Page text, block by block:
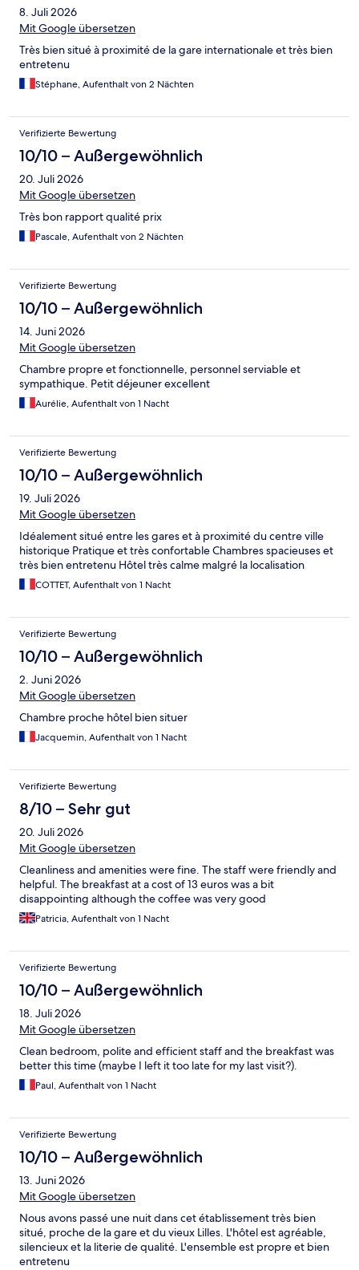
8. Juli 2026
Mit Google übersetzen
Très bien situé à proximité de la gare internationale et très bien
entretenu
Stéphane, Aufenthalt von 2 Nächten
Verifizierte Bewertung
10/10 – Außergewöhnlich
20. Juli 2026
Mit Google übersetzen
Très bon rapport qualité prix
Pascale, Aufenthalt von 2 Nächten
Verifizierte Bewertung
10/10 – Außergewöhnlich
14. Juni 2026
Mit Google übersetzen
Chambre propre et fonctionnelle, personnel serviable et
sympathique. Petit déjeuner excellent
Aurélie, Aufenthalt von 1 Nacht
Verifizierte Bewertung
10/10 – Außergewöhnlich
19. Juli 2026
Mit Google übersetzen
Idéalement situé entre les gares et à proximité du centre ville
historique Pratique et très confortable Chambres spacieuses et
très bien entretenu Hôtel très calme malgré la localisation
COTTET, Aufenthalt von 1 Nacht
Verifizierte Bewertung
10/10 – Außergewöhnlich
2. Juni 2026
Mit Google übersetzen
Chambre proche hôtel bien situer
Jacquemin, Aufenthalt von 1 Nacht
Verifizierte Bewertung
8/10 – Sehr gut
20. Juli 2026
Mit Google übersetzen
Cleanliness and amenities were fine. The staff were friendly and
helpful. The breakfast at a cost of 13 euros was a bit
disappointing although the coffee was very good
Patricia, Aufenthalt von 1 Nacht
Verifizierte Bewertung
10/10 – Außergewöhnlich
18. Juli 2026
Mit Google übersetzen
Clean bedroom, polite and efficient staff and the breakfast was
better this time (maybe I left it too late for my last visit?).
Paul, Aufenthalt von 1 Nacht
Verifizierte Bewertung
10/10 – Außergewöhnlich
13. Juni 2026
Mit Google übersetzen
Nous avons passé une nuit dans cet établissement très bien
situé, proche de la gare et du vieux Lilles. L'hôtel est agréable,
silencieux et la literie de qualité. L'ensemble est propre et bien
entretenu